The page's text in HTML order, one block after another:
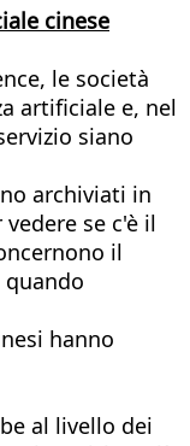
cinese
le società
artificiale e, nel
siano
archiviati in
se c'è il
il
hanno
al livello dei